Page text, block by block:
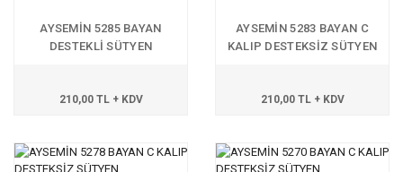
AYSEMİN 5285 BAYAN
DESTEKLİ SÜTYEN
210,00 TL + KDV
AYSEMİN 5283 BAYAN C
KALIP DESTEKSİZ SÜTYEN
210,00 TL + KDV